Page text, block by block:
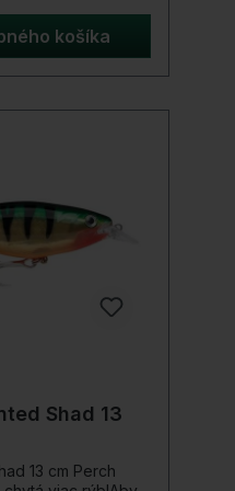
Použite
Screw Diver
hĺbku plávania a
číhajú veľké ryby.
41 g
košíka
Shad 13
13 cm Perch